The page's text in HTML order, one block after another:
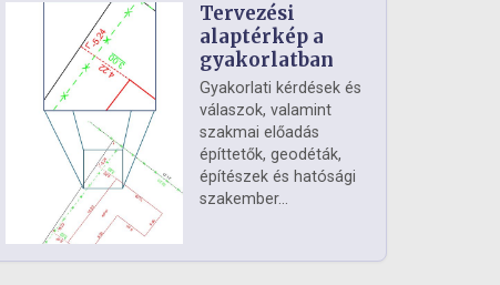
Tervezési
alaptérkép a
gyakorlatban
Gyakorlati kérdések és
válaszok, valamint
szakmai előadás
építtetők, geodéták,
építészek és hatósági
szakember...